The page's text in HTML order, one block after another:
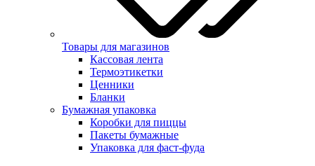
Товары для магазинов
Кассовая лента
Термоэтикетки
Ценники
Бланки
Бумажная упаковка
Коробки для пиццы
Пакеты бумажные
Упаковка для фаст-фуда